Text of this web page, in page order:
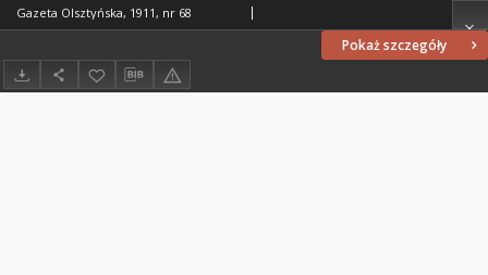
Pokaż szczegóły
Gazeta Olsztyńska, 1911, nr 68